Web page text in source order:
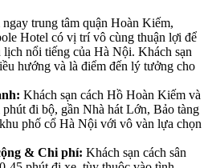
ngay trung tâm quận Hoàn Kiếm,
Hotel có vị trí vô cùng thuận lợi để
lịch nổi tiếng của Hà Nội. Khách sạn
hướng và là điểm đến lý tưởng cho
Khách sạn cách Hồ Hoàn Kiếm và
đi bộ, gần Nhà hát Lớn, Bảo tàng
phố cổ Hà Nội với vô vàn lựa chọn
& Chi phí: Khách sạn cách sân